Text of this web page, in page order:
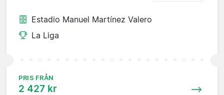
Estadio Manuel Martínez Valero
La Liga
PRIS FRÅN
2 427 kr